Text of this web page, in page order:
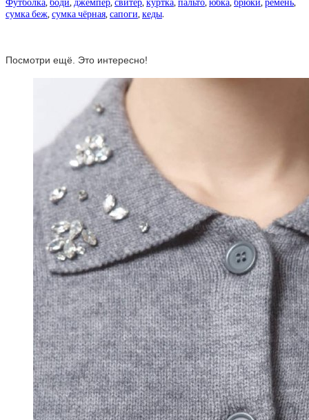
Футболка,боди,джемпер,свитер,куртка,пальто,юбка,брюки,ремень,
сумка беж,сумка чёрная,сапоги,кеды.
Посмотри ещё. Это интересно!